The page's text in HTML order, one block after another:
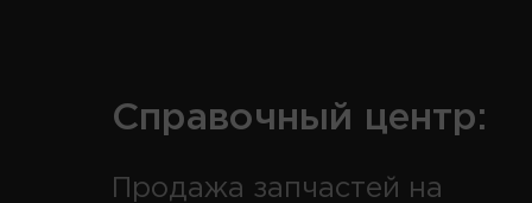
Справочный центр:
Продажа запчастей на